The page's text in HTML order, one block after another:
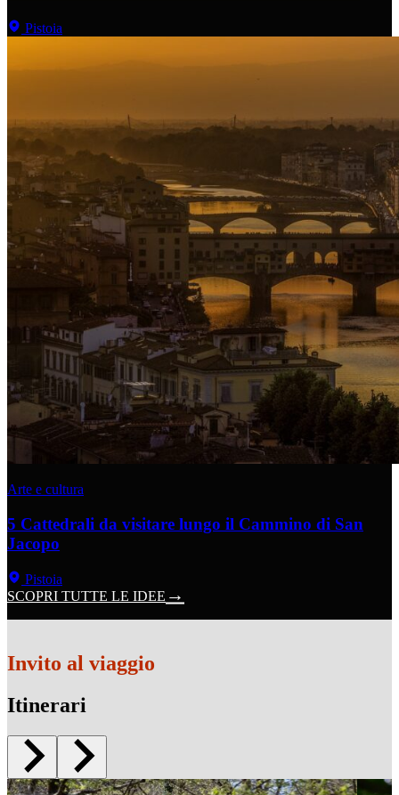
Pistoia
Arte e cultura
5 Cattedrali da visitare lungo il Cammino di San
Jacopo
Pistoia
SCOPRI TUTTE LE IDEE
Invito al viaggio
Itinerari